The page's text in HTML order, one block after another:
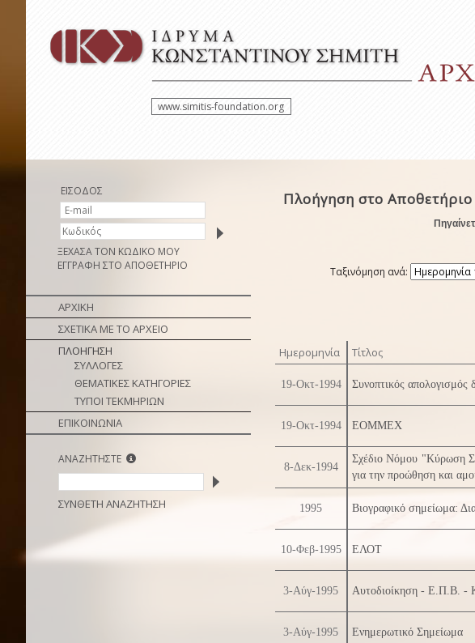
www.simitis-foundation.org
ΕΙΣΟΔΟΣ
ΞΕΧΑΣΑ ΤΟΝ ΚΩΔΙΚΟ ΜΟΥ
ΕΓΓΡΑΦΗ ΣΤΟ ΑΠΟΘΕΤΗΡΙΟ
ΑΡΧΙΚΗ
ΣΧΕΤΙΚΑ ΜΕ ΤΟ ΑΡΧΕΙΟ
ΠΛΟΗΓΗΣΗ
ΣΥΛΛΟΓΕΣ
ΘΕΜΑΤΙΚΕΣ ΚΑΤΗΓΟΡΙΕΣ
ΤΥΠΟΙ ΤΕΚΜΗΡΙΩΝ
ΕΠΙΚΟΙΝΩΝΙΑ
ΑΝΑΖΗΤΗΣΤΕ
ΣΥΝΘΕΤΗ ΑΝΑΖΗΤΗΣΗ
Πλοήγηση στο
Ταξινόμηση ανά:
Ημερομηνία Τίτλος
19-Οκτ-1994 Συνοπτικός
19-Οκτ-1994 ΕΟΜΜΕΧ
8-Δεκ-1994
Σχέδιο Νόμου "Κύρωση
για την προώθηση και
1995 Βιογραφικό σημείωμα:
10-Φεβ-1995 ΕΛΟΤ
3-Αύγ-1995 Αυτοδιοίκηση - Ε.Π.Β. -
3-Αύγ-1995 Ενημερωτικό Σημείωμα